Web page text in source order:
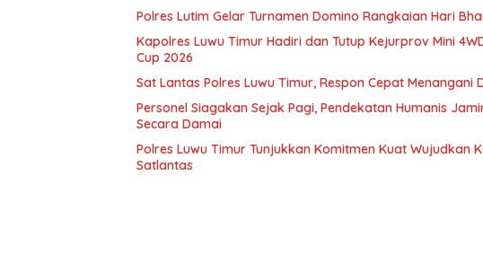
Polres Lutim Gelar Turnamen Domino Rangkaian Hari
Kapolres Luwu Timur Hadiri dan Tutup Kejurprov Mini
Cup 2026
Sat Lantas Polres Luwu Timur, Respon Cepat
Personel Siagakan Sejak Pagi, Pendekatan Humanis
Secara Damai
Polres Luwu Timur Tunjukkan Komitmen Kuat Wujudkan
Satlantas